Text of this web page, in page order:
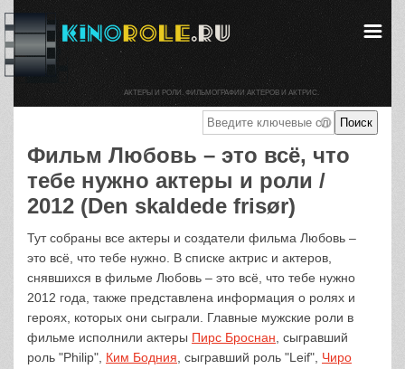
Фильм Любовь – это всё, что
тебе нужно актеры и роли /
2012 (Den skaldede frisør)
Тут собраны все актеры и создатели фильма Любовь –
это всё, что тебе нужно. В списке актрис и актеров,
снявшихся в фильме Любовь – это всё, что тебе нужно
2012 года, также представлена информация о ролях и
героях, которых они сыграли. Главные мужские роли в
фильме исполнили актеры Пирс Броснан , сыгравший
роль "Philip", Ким Бодния , сыгравший роль "Leif", Чиро
АКТЕРЫ И РОЛИ. ФИЛЬМОГРАФИИ АКТЕРОВ И АКТРИС.